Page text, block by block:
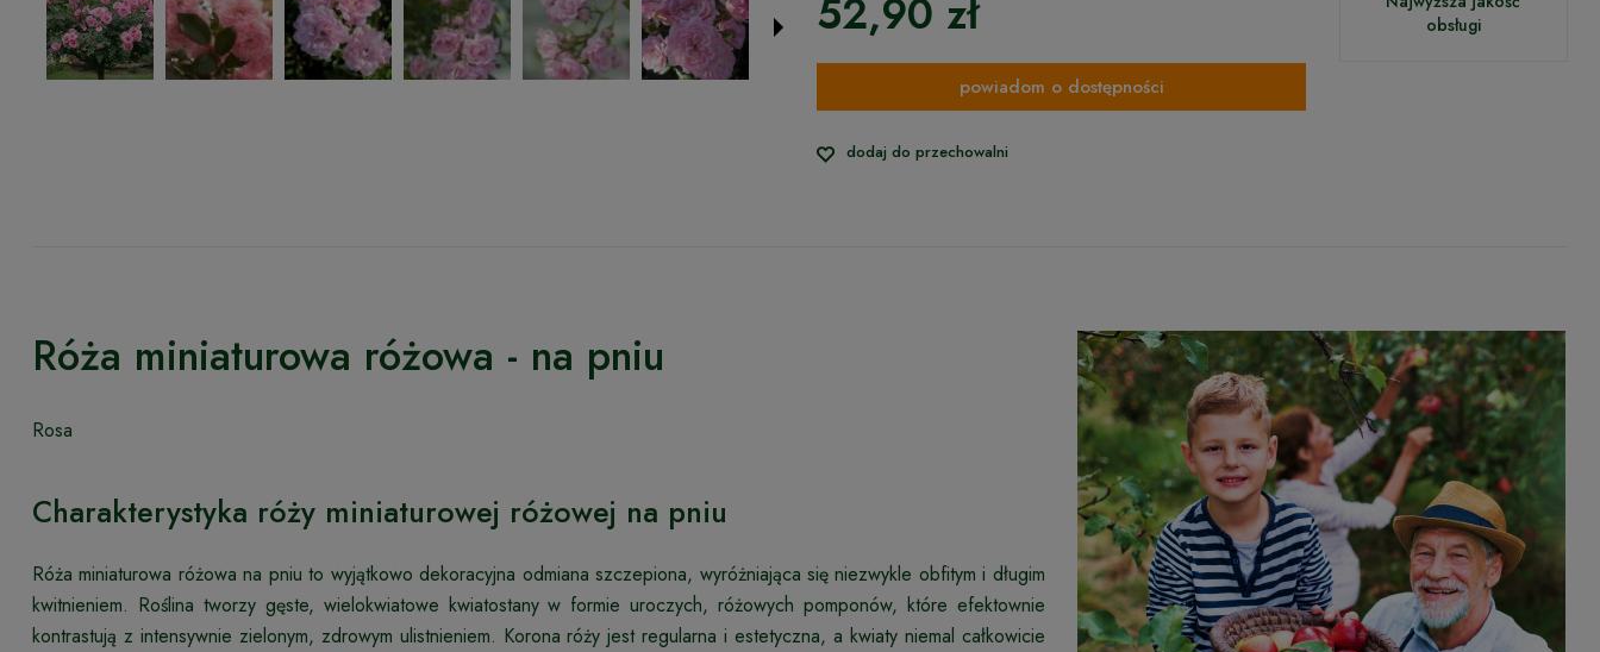
52,90 zł
powiadom o dostępności
dodaj do przechowalni
obsługi
Róża miniaturowa różowa - na pniu
Rosa
Charakterystyka róży miniaturowej różowej na pniu
Róża miniaturowa różowa na pniu to wyjątkowo dekoracyjna odmiana szczepiona, wyróżniająca się niezwykle obfitym i długim
kwitnieniem. Roślina tworzy gęste, wielokwiatowe kwiatostany w formie uroczych, różowych pomponów, które efektownie
kontrastują z intensywnie zielonym, zdrowym ulistnieniem. Korona róży jest regularna i estetyczna, a kwiaty niemal całkowicie